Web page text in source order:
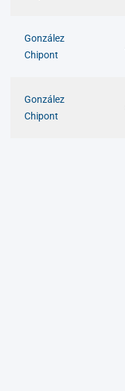
González
Chipont
González
Chipont